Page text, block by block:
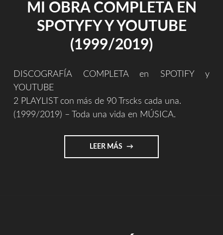
MI OBRA COMPLETA EN
SPOTYFY Y YOUTUBE
(1999/2019)
DISCOGRAFÍA COMPLETA en SPOTIFY y
YOUTUBE
2 PLAYLIST con más de 90 Trscks cada una.
(1999/2019) – Toda una vida en MÚSICA.
LEER MÁS "MI
OBRA